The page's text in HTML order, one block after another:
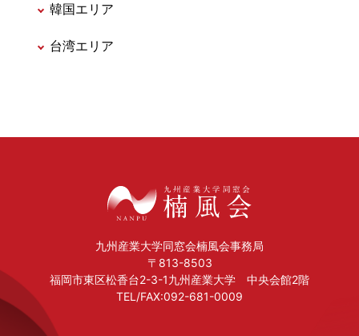
韓国エリア
台湾エリア
九州産業大学同窓会楠風会事務局
〒813-8503
福岡市東区松香台2-3-1九州産業大学 中央会館2階
TEL/FAX:092-681-0009